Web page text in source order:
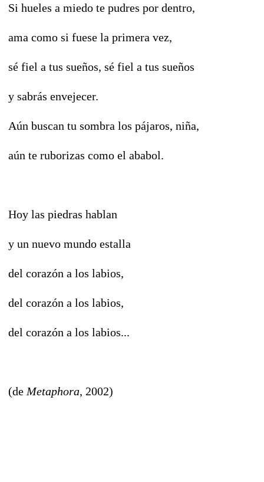
Si hueles a miedo te pudres por dentro,
ama como si fuese la primera vez,
sé fiel a tus sueños, sé fiel a tus sueños
y sabrás envejecer.
Aún buscan tu sombra los pájaros, niña,
aún te ruborizas como el ababol.
Hoy las piedras hablan
y un nuevo mundo estalla
del corazón a los labios,
del corazón a los labios,
del corazón a los labios...
(de Metaphora, 2002)